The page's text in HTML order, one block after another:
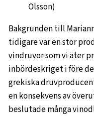
Olsson)
Bakgrunden till
tidigare var en stor
vindruvor som vi äter
inbördeskriget i före
grekiska
en konsekvens av
beslutade många